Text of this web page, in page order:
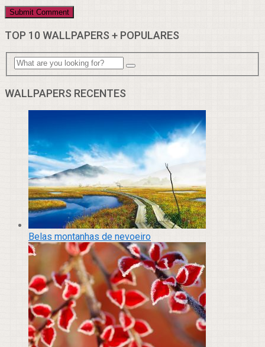
TOP 10 WALLPAPERS + POPULARES
WALLPAPERS RECENTES
Belas montanhas de nevoeiro